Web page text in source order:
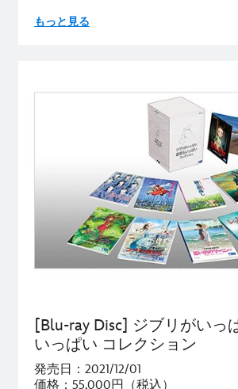
もっと見る
[Blu-ray Disc] ジブリがいっ
いっぱい コレクション
発売日：2021/12/01
価格：55,000円（税込）